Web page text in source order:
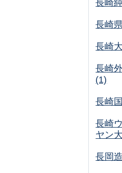
長崎
長崎
長崎
長崎
(1)
長崎
長崎
ヤン
長岡